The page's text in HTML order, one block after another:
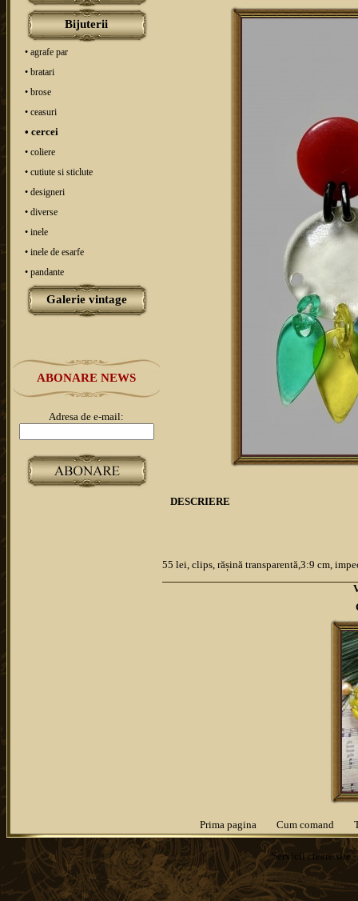
Bijuterii
• agrafe par
• bratari
• brose
• ceasuri
• cercei
• coliere
• cutiute si sticlute
• designeri
• diverse
• inele
• inele de esarfe
• pandante
Galerie vintage
ABONARE NEWS
Adresa de e-mail:
DESCRIERE
55 lei, clips, rășină transparentă,3:9 cm,
Prima pagina Cum comand
Servicii creare site